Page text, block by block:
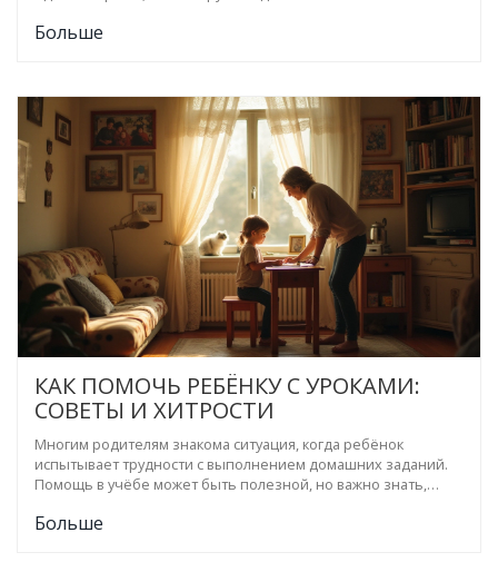
своих детей. С другой стороны, возникает вопрос о личном
баланс между безопасностью и приватностью, какие
дополнительные факторы учитывать при установке камер в
детских учреждениях.
Больше
КАК ПОМОЧЬ РЕБЁНКУ С УРОКАМИ:
СОВЕТЫ И ХИТРОСТИ
Многим родителям знакома ситуация, когда ребёнок
испытывает трудности с выполнением домашних заданий.
Помощь в учёбе может быть полезной, но важно знать,
рассматриваются советы и хитрости, которые помогут
Больше